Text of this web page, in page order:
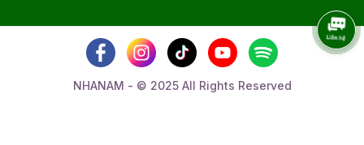
NHANAM - © 2025 All Rights Reserved